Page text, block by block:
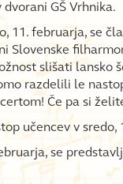
dvorani GŠ Vrhnika.
11. februarja, se
Slovenske
slišati lansko
razdelili le
Če pa si
učencev v
se